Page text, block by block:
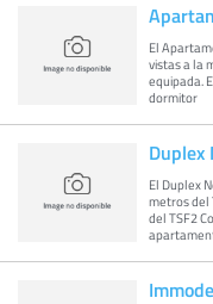
El
vistas a la
equipada.
dormitor
Duplex
El Duplex
metros del
del TSF2